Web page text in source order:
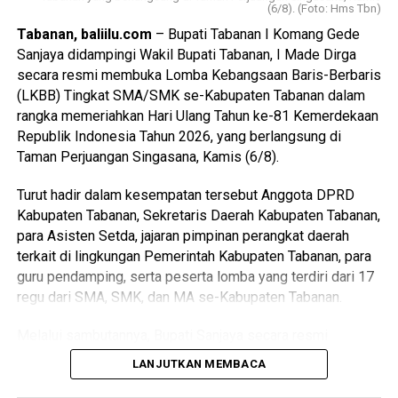
Advertisements
Advertisements
Advertisements
Advertisements
menampilkan semangat juang, kerja sama, serta
kekompakan antarpegawai yang menjadi nilai utama dalam
setiap perlombaan.
Di sela-sela kegiatan, Bupati Sanjaya menyampaikan
apresiasinya kepada seluruh peserta yang telah
berpartisipasi dengan penuh antusias. Menurutnya,
perlombaan tradisional seperti ini bukan sekadar ajang
hiburan, melainkan juga menjadi sarana mempererat
persaudaraan dan memperkuat rasa kebersamaan di
lingkungan Pemerintah Kabupaten Tabanan.
Baca Juga Sinergi BPR Kanti dan TP PKK Bali
Gelar Seminar Nasional: Muliakan Wanita untuk
Cetak Generasi Emas
Bupati Sanjaya menegaskan, semangat yang ditunjukkan
seluruh peserta menjadi gambaran nyata semangat
(6/8). (Foto: Hms Tbn)
Tabanan, baliilu.com – Bupati Tabanan I Komang Gede
Sanjaya didampingi Wakil Bupati Tabanan, I Made Dirga
secara resmi membuka Lomba Kebangsaan Baris-Berbaris
(LKBB) Tingkat SMA/SMK se-Kabupaten Tabanan dalam
rangka memeriahkan Hari Ulang Tahun ke-81 Kemerdekaan
Republik Indonesia Tahun 2026, yang berlangsung di
Taman Perjuangan Singasana, Kamis (6/8).
Turut hadir dalam kesempatan tersebut Anggota DPRD
Kabupaten Tabanan, Sekretaris Daerah Kabupaten Tabanan,
para Asisten Setda, jajaran pimpinan perangkat daerah
terkait di lingkungan Pemerintah Kabupaten Tabanan, para
guru pendamping, serta peserta lomba yang terdiri dari 17
regu dari SMA, SMK, dan MA se-Kabupaten Tabanan.
membuka pelaksanaan lomba, pihaknya menegaskan
bahwa Lomba Kebangsaan Baris-berbaris bukan sekadar
LANJUTKAN MEMBACA